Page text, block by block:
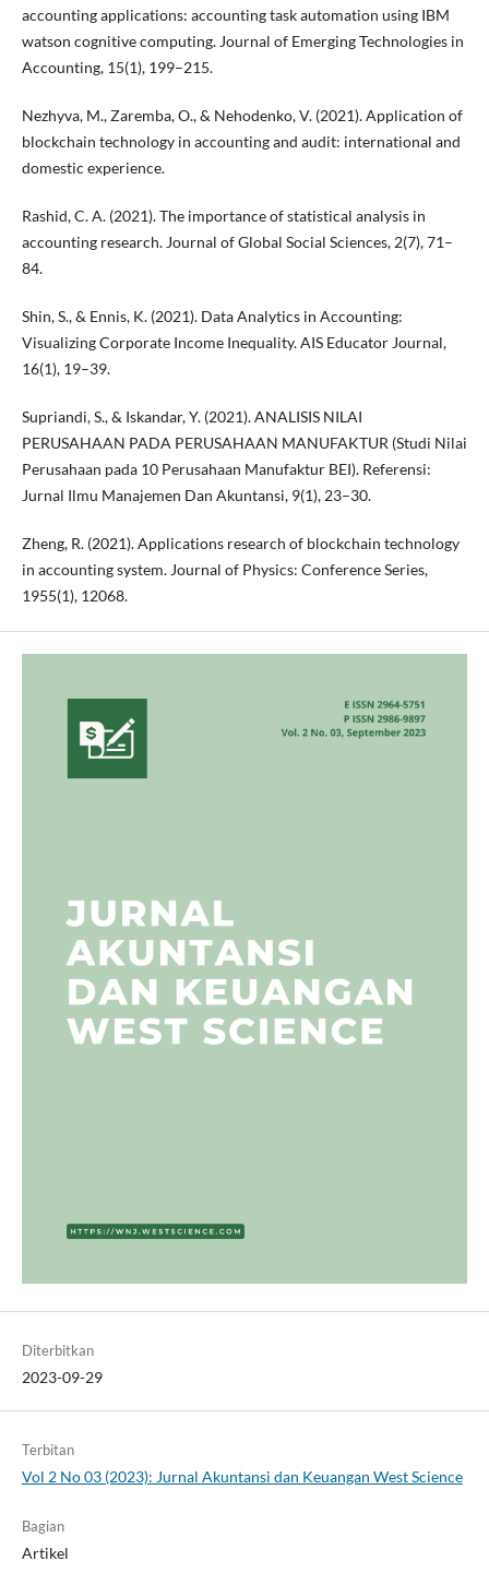
accounting applications: accounting task automation using IBM
watson cognitive computing. Journal of Emerging Technologies in
Accounting, 15(1), 199–215.
Nezhyva, M., Zaremba, O., & Nehodenko, V. (2021). Application of
blockchain technology in accounting and audit: international and
domestic experience.
Rashid, C. A. (2021). The importance of statistical analysis in
accounting research. Journal of Global Social Sciences, 2(7), 71–
84.
Shin, S., & Ennis, K. (2021). Data Analytics in Accounting:
Visualizing Corporate Income Inequality. AIS Educator Journal,
16(1), 19–39.
Supriandi, S., & Iskandar, Y. (2021). ANALISIS NILAI
PERUSAHAAN PADA PERUSAHAAN MANUFAKTUR (Studi Nilai
Perusahaan pada 10 Perusahaan Manufaktur BEI). Referensi:
Jurnal Ilmu Manajemen Dan Akuntansi, 9(1), 23–30.
Zheng, R. (2021). Applications research of blockchain technology
in accounting system. Journal of Physics: Conference Series,
1955(1), 12068.
Diterbitkan
2023-09-29
Terbitan
Vol 2 No 03 (2023): Jurnal Akuntansi dan Keuangan West Science
Bagian
Artikel